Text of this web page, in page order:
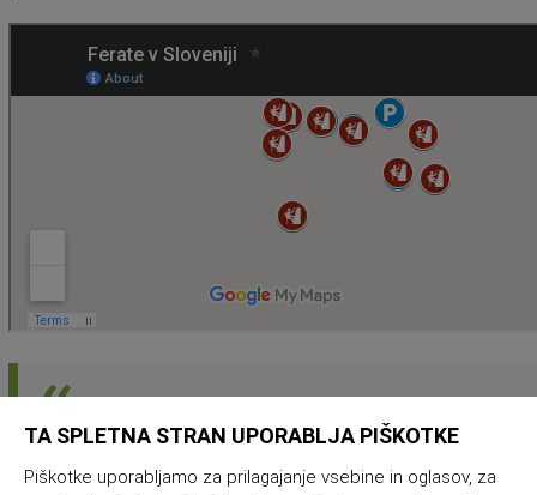
več kot dovolj. Priporočamo obiskarhiva
ferat v Slovenij in tujini, kjer boste našli
TA SPLETNA STRAN UPORABLJA PIŠKOTKE
Piškotke uporabljamo za prilagajanje vsebine in oglasov, za